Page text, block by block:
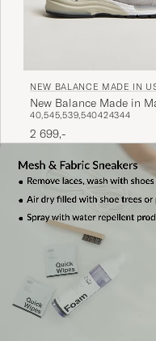
NEW BALANCE MADE IN
New Balance Made in
USA 992 Sneakers Grey
40,545,539,540424344
2 699,-